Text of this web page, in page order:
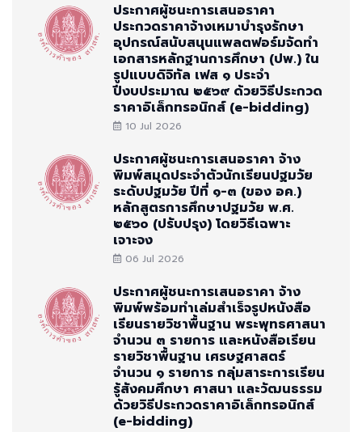
ประกาศผู้ชนะการเสนอราคา
ประกวดราคาจ้างเหมาบำรุงรักษา
อุปกรณ์สนับสนุนแพลตฟอร์มจัดทำ
เอกสารหลักฐานการศึกษา (ปพ.) ใน
รูปแบบดิจิทัล เฟส ๑ ประจำ
ปีงบประมาณ ๒๕๖๙ ด้วยวิธีประกวด
ราคาอิเล็กทรอนิกส์ (e-bidding)
10 Jul 2026
ประกาศผู้ชนะการเสนอราคา จ้าง
พิมพ์สมุดประจำตัวนักเรียนปฐมวัย
ระดับปฐมวัย ปีที่ ๑-๓ (ของ อค.)
หลักสูตรการศึกษาปฐมวัย พ.ศ.
๒๕๖๐ (ปรับปรุง) โดยวิธีเฉพาะ
เจาะจง
06 Jul 2026
ประกาศผู้ชนะการเสนอราคา จ้าง
พิมพ์พร้อมทำเล่มสำเร็จรูปหนังสือ
เรียนรายวิชาพื้นฐาน พระพุทธศาสนา
จำนวน ๓ รายการ และหนังสือเรียน
รายวิชาพื้นฐาน เศรษฐศาสตร์
จำนวน ๑ รายการ กลุ่มสาระการเรียน
รู้สังคมศึกษา ศาสนา และวัฒนธรรม
ด้วยวิธีประกวดราคาอิเล็กทรอนิกส์
(e-bidding)